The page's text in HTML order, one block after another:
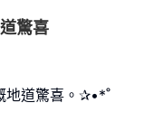
驚喜
地道驚喜。✰•*˚